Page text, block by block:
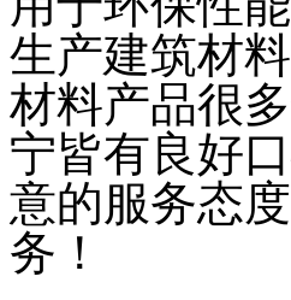
生产建筑材
材料产品很
宁皆有良好
意的服务态
务！